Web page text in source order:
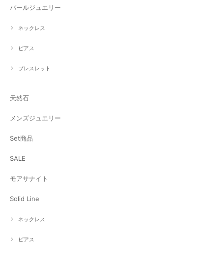
パールジュエリー
ネックレス
ピアス
ブレスレット
天然石
メンズジュエリー
Set商品
SALE
モアサナイト
Solid Line
ネックレス
ピアス